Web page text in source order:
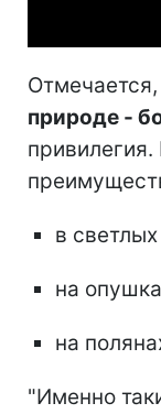
Отмечается,
природе -
в
на
на
"Именно